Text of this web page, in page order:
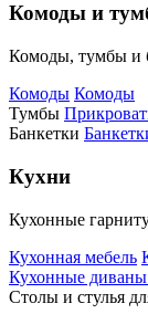
Комоды и
Комоды, тумбы и
Комоды Комоды
Тумбы
Банкетки
Кухни
Кухонные
Кухонная мебель
Кухонные диваны
Столы и стулья